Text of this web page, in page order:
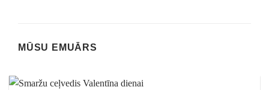
MŪSU EMUĀRS